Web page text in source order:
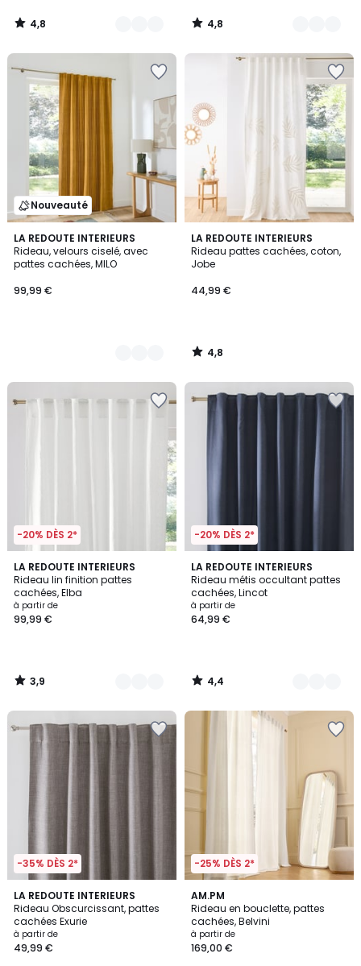
4,8
/
4,8
/
Nouveauté
LA REDOUTE INTERIEURS
Rideau, velours ciselé, avec
pattes cachées, MILO
99,99 €
3
Couleurs
LA REDOUTE INTERIEURS
Rideau pattes cachées, coton,
Jobe
44,99 €
4,8
/ 5
4,8
/
-20% DÈS 2*
LA REDOUTE INTERIEURS
Rideau lin finition pattes
cachées, Elba
à partir de
99,99 €
3,9
/ 5
6
Couleurs
3,9
/
-20% DÈS 2*
LA REDOUTE INTERIEURS
Rideau métis occultant pattes
cachées, Lincot
à partir de
64,99 €
4,4
/ 5
4
Couleurs
4,4
/
-35% DÈS 2*
LA REDOUTE INTERIEURS
Rideau Obscurcissant, pattes
cachées Exurie
à partir de
49,99 €
4,3
/ 5
4
Couleurs
-25% DÈS 2*
AM.PM
Rideau en bouclette, pattes
cachées, Belvini
à partir de
169,00 €
3
/
5
4
Couleurs